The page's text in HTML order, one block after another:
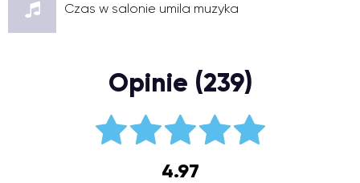
Czas w salonie umila muzyka
Opinie (239)
4.97